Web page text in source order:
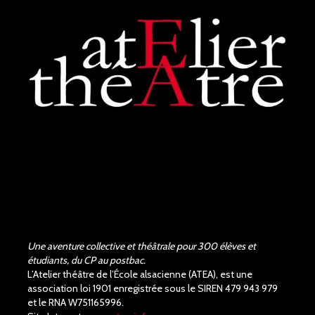
les acteurs et la...
voir plus
Judith Aubry.
Bravo !!! Que de bons
acteurs !! Quel beau travail.
Un Richard III de très bonne
qualité.
Une aventure collective et théâtrale pour 300 élèves et
étudiants, du CP au postbac.
L’Atelier théâtre de l’École alsacienne (ATEA), est une
association loi 1901 enregistrée sous le SIREN 479 943 979
et le RNA W751165996.